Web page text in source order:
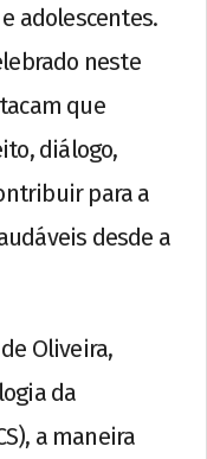
adolescentes.
neste
que
diálogo,
para a
desde a
Oliveira,
da
a maneira